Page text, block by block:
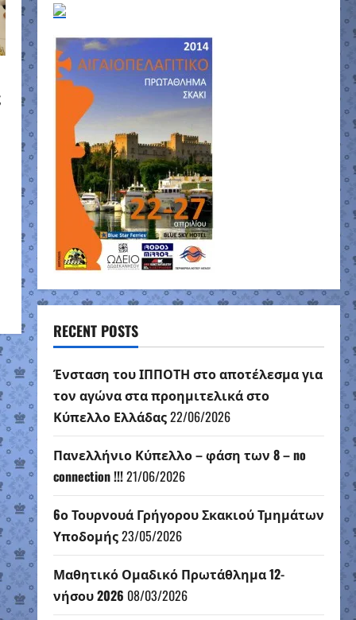
RECENT POSTS
Ένσταση του ΙΠΠΟΤΗ στο αποτέλεσμα για
τον αγώνα στα προημιτελικά στο
Κύπελλο Ελλάδας22/06/2026
Πανελλήνιο Κύπελλο – φάση των 8 – no
connection !!!21/06/2026
6ο Τουρνουά Γρήγορου Σκακιού Τμημάτων
Υποδομής23/05/2026
Μαθητικό Ομαδικό Πρωτάθλημα 12-
νήσου 2026 08/03/2026